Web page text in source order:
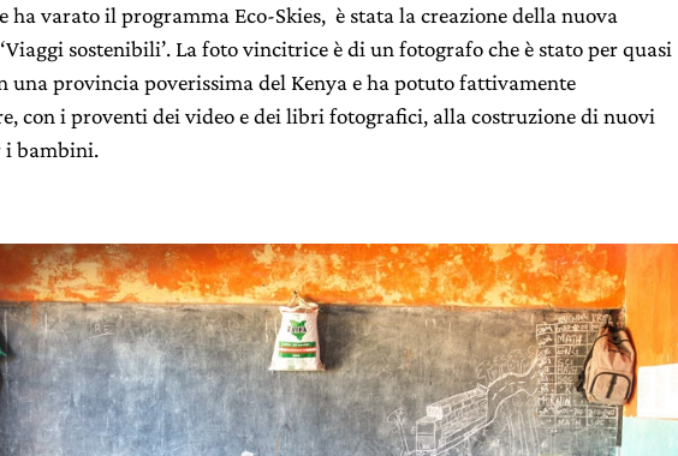
ha varato il programma Eco-Skies, è stata la creazione della nuova
sostenibili’. La foto vincitrice è di un fotografo che è stato per quasi
una provincia poverissima del Kenya e ha potuto fattivamente
con i proventi dei video e dei libri fotografici, alla costruzione di nuovi
i bambini.